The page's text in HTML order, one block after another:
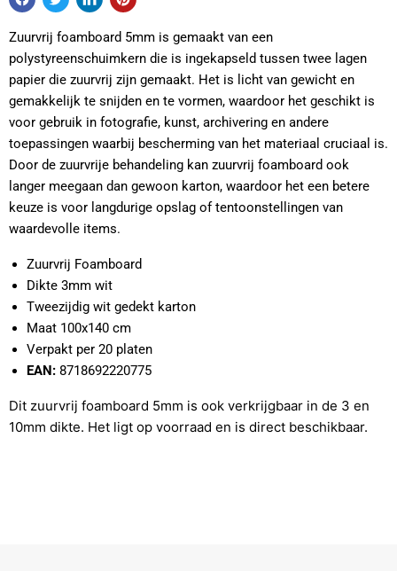
Zuurvrij foamboard 5mm is gemaakt van een
polystyreenschuimkern die is ingekapseld tussen twee lagen
papier die zuurvrij zijn gemaakt. Het is licht van gewicht en
gemakkelijk te snijden en te vormen, waardoor het geschikt is
voor gebruik in fotografie, kunst, archivering en andere
toepassingen waarbij bescherming van het materiaal cruciaal is.
Door de zuurvrije behandeling kan zuurvrij foamboard ook
langer meegaan dan gewoon karton, waardoor het een betere
keuze is voor langdurige opslag of tentoonstellingen van
waardevolle items.
Zuurvrij Foamboard
Dikte 3mm wit
Tweezijdig wit gedekt karton
Maat 100x140 cm
Verpakt per 20 platen
EAN: 8718692220775
Dit zuurvrij foamboard 5mm is ook verkrijgbaar in de 3 en
10mm dikte. Het ligt op voorraad en is direct beschikbaar.